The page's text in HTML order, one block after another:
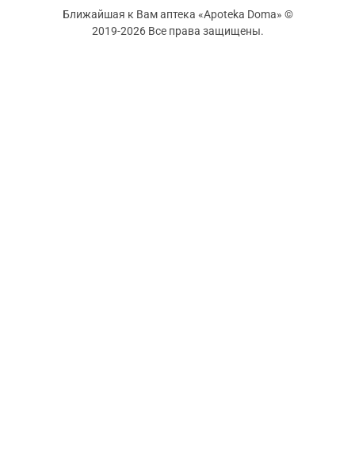
Ближайшая к Вам аптека «Apoteka Doma» ©
2019-2026 Все права защищены.